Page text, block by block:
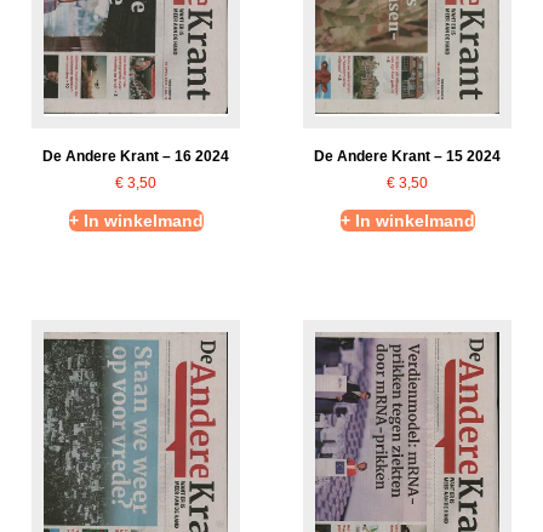
De Andere Krant – 16 2024
€ 3,50
+ In winkelmand
De Andere Krant – 15 2024
€ 3,50
+ In winkelmand